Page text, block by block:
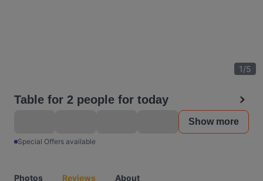
1/5
Table for 2 people for today
Show more
Special Offers available
Photos Reviews About